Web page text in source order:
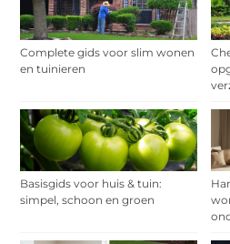
Complete gids voor slim wonen
en tuinieren
Basisgids voor huis & tuin:
simpel, schoon en groen